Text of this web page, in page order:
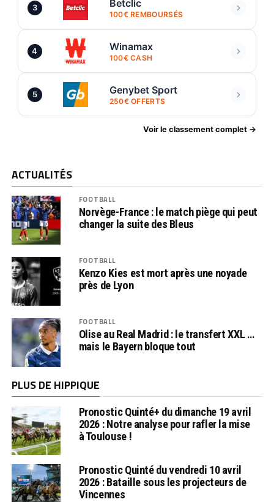
3 Betclic
100€ REMBOURSÉS
4 Winamax
100€ CASH
5 Genybet Sport
250€ OFFERTS
Voir le classement complet →
ACTUALITÉS
FOOTBALL
Norvège-France : le match piège qui peut
changer la suite des Bleus
FOOTBALL
Kenzo Kies est mort après une noyade
près de Lyon
FOOTBALL
Olise au Real Madrid : le transfert XXL …
mais le Bayern bloque tout
PLUS DE HIPPIQUE
Pronostic Quinté+ du dimanche 19 avril
2026 : Notre analyse pour rafler la mise
à Toulouse !
Pronostic Quinté du vendredi 10 avril
2026 : Bataille sous les projecteurs de
Vincennes